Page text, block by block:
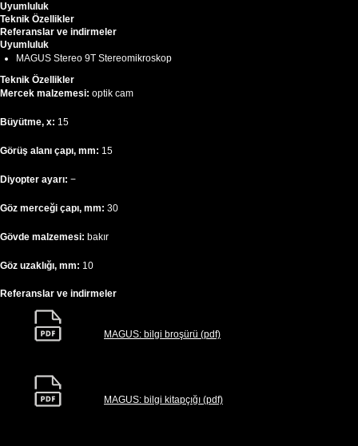
Uyumluluk
Teknik Özellikler
Referanslar ve indirmeler
Uyumluluk
MAGUS Stereo 9T Stereomikroskop
Teknik Özellikler
Mercek malzemesi: optik cam
Büyütme, x: 15
Görüş alanı çapı, mm: 15
Diyopter ayarı: −
Göz merceği çapı, mm: 30
Gövde malzemesi: bakır
Göz uzaklığı, mm: 10
Referanslar ve indirmeler
MAGUS: bilgi broşürü (pdf)
MAGUS: bilgi kitapçığı (pdf)